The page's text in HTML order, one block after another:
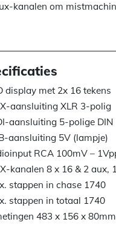
kanalen om
display met 2x 16 tekens
aansluiting XLR 3-polig
aansluiting 5-polige DIN
aansluiting 5V (lampje)
RCA 100mV –
kanalen 8 x 16 & 2 aux,
stappen in chase 1740
stappen in totaal 1740
483 x 156 x